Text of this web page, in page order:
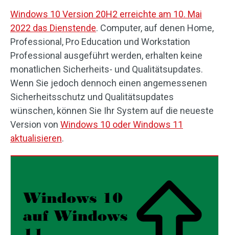
Windows 10 Version 20H2 erreichte am 10. Mai
2022 das Dienstende. Computer, auf denen Home,
Professional, Pro Education und Workstation
Professional ausgeführt werden, erhalten keine
monatlichen Sicherheits- und Qualitätsupdates.
Wenn Sie jedoch dennoch einen angemessenen
Sicherheitsschutz und Qualitätsupdates
wünschen, können Sie Ihr System auf die neueste
Version von Windows 10 oder Windows 11
aktualisieren.